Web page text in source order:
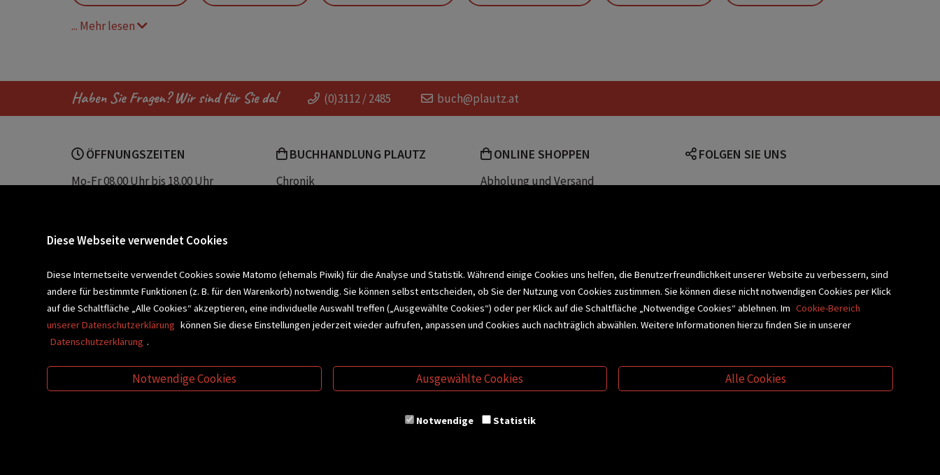
spicy book
... Mehr lesen
Haben Sie Fragen? Wir sind für Sie da! (0)3112 / 2485 buch@plautz.at
ÖFFNUNGSZEITEN
Mo-Fr 08.00 Uhr bis 18.00 Uhr
Sparkassenplatz 2
BUCHHANDLUNG PLAUTZ
Chronik
ONLINE SHOPPEN
Abholung und Versand
FOLGEN SIE UNS
BLEIBEN WIR IN KONTAKT! Newsletter abonnieren >
Diese Webseite verwendet Cookies
Diese Internetseite verwendet Cookies sowie Matomo (ehemals Piwik) für die Analyse und Statistik. Während einige Cookies uns helfen, die Benutzerfreundlichkeit unserer Website zu verbessern, sind
andere für bestimmte Funktionen (z. B. für den Warenkorb) notwendig. Sie können selbst entscheiden, ob Sie der Nutzung von Cookies zustimmen. Sie können diese nicht notwendigen Cookies per Klick
auf die Schaltfläche „Alle Cookies“ akzeptieren, eine individuelle Auswahl treffen („Ausgewählte Cookies“) oder per Klick auf die Schaltfläche „Notwendige Cookies“ ablehnen. Im Cookie-Bereich
unserer Datenschutzerklärung können Sie diese Einstellungen jederzeit wieder aufrufen, anpassen und Cookies auch nachträglich abwählen. Weitere Informationen hierzu finden Sie in unserer
Datenschutzerklärung .
Notwendige Cookies Ausgewählte Cookies Alle Cookies
Notwendige Statistik